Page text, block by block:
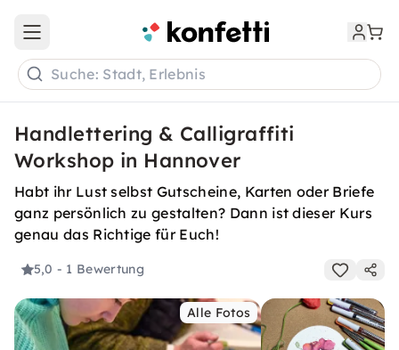
Open main menu
Suche: Stadt, Erlebnis
Handlettering & Calligraffiti
Workshop in Hannover
Habt ihr Lust selbst Gutscheine, Karten oder Briefe
ganz persönlich zu gestalten? Dann ist dieser Kurs
genau das Richtige für Euch!
5,0 - 1 Bewertung
Alle Fotos